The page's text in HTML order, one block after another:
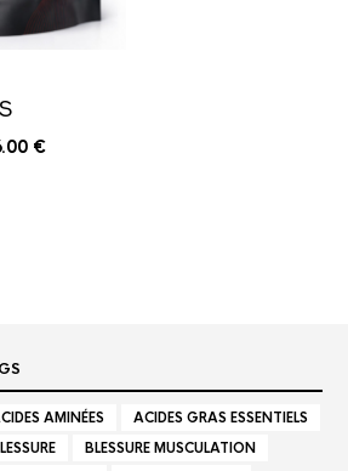
€
AMINÉES
ACIDES GRAS ESSENTIELS
BLESSURE MUSCULATION